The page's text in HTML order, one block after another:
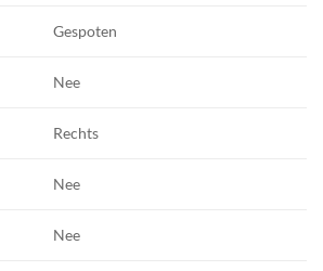
Gespoten
Nee
Rechts
Nee
Nee